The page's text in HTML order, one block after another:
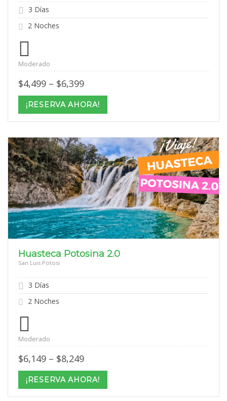
3 Días
2 Noches
Moderado
$4,499 – $6,399Price
$4,499
through
$6,399
¡RESERVA AHORA!
Huasteca Potosina 2.0
San Luis Potosi
3 Días
2 Noches
Moderado
$6,149 – $8,249Price
$6,149
through
$8,249
¡RESERVA AHORA!